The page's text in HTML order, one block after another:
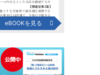
eBOOKを見る